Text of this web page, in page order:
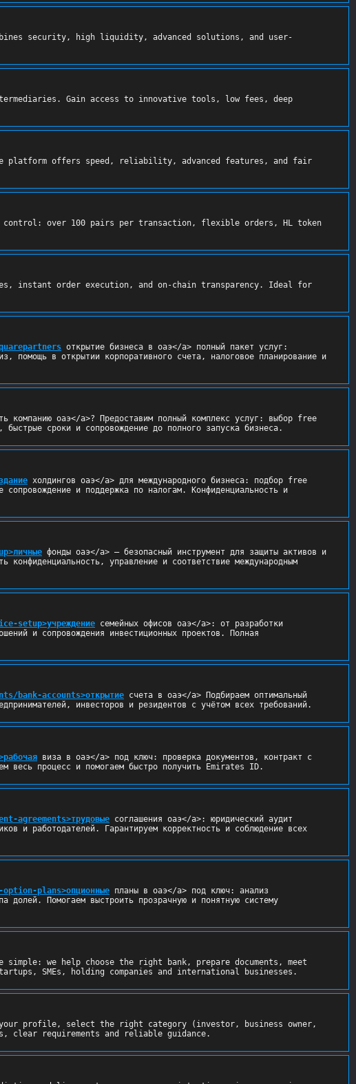
security, high liquidity, advanced solutions, and user-
Gain access to innovative tools, low fees, deep
platform offers speed, reliability, advanced features, and fair
control: over 100 pairs per transaction, flexible orders, HL token
instant order execution, and on-chain transparency. Ideal for
открытие бизнеса в оаэ</a> полный пакет услуг:
помощь в открытии корпоративного счета, налоговое планирование и
компанию оаэ</a>? Предоставим полный комплекс услуг: выбор free
сроки и сопровождение до полного запуска бизнеса.
холдингов оаэ</a> для международного бизнеса: подбор free
и поддержка по налогам. Конфиденциальность и
фонды оаэ</a> — безопасный инструмент для защиты активов и
конфиденциальность, управление и соответствие международным
setup>учреждение семейных офисов оаэ</a>: от разработки
и сопровождения инвестиционных проектов. Полная
bank-accounts>открытие счета в оаэ</a> Подбираем оптимальный
инвесторов и резидентов с учётом всех требований.
виза в оаэ</a> под ключ: проверка документов, контракт с
весь процесс и помогаем быстро получить Emirates ID.
agreements>трудовые соглашения оаэ</a>: юридический аудит
и работодателей. Гарантируем корректность и соблюдение всех
plans>опционные планы в оаэ</a> под ключ: анализ
долей. Помогаем выстроить прозрачную и понятную систему
simple: we help choose the right bank, prepare documents, meet
SMEs, holding companies and international businesses.
profile, select the right category (investor, business owner,
requirements and reliable guidance.